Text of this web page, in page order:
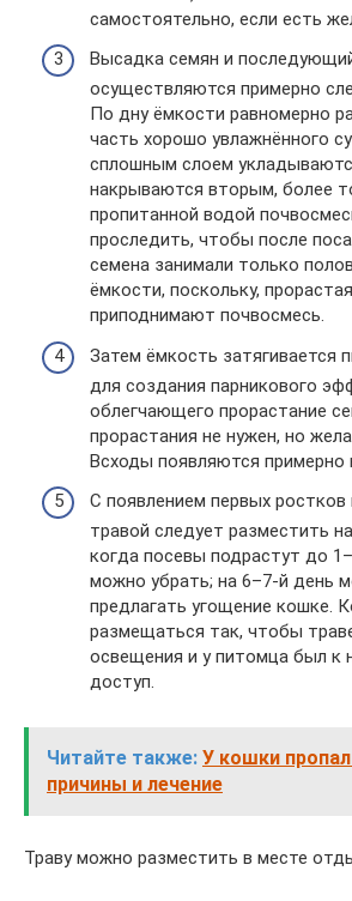
самостоятельно, если есть
Высадка семян и
осуществляются примерно
По дну ёмкости равномерно
часть хорошо увлажнённого
сплошным слоем
накрываются вторым, более
пропитанной водой
проследить, чтобы после
семена занимали только
ёмкости, поскольку,
приподнимают почвосмесь.
Затем ёмкость затягивается
для создания парникового
облегчающего прорастание
прорастания не нужен, но
Всходы появляются примерно
С появлением первых ростков
травой следует разместить
когда посевы подрастут до
можно убрать; на 6–7-й день
предлагать угощение кошке.
размещаться так, чтобы
освещения и у питомца был к
доступ.
Читайте также: У кошки
причины и лечение
Траву можно разместить в месте